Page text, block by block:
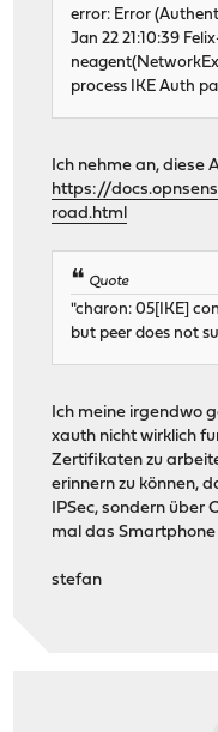
error: Error
Jan 22 21:10:39
process IKE Auth
Ich nehme an, diese
https://
road.html
Quote
"charon: 05[IKE]
but peer does not
Ich meine irgendwo
xauth nicht wirklich
Zertifikaten zu
erinnern zu können,
IPSec, sondern über
mal das
stefan